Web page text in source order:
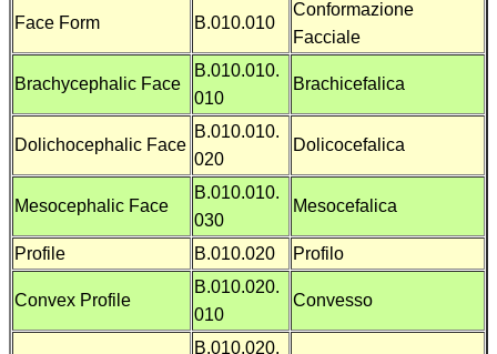
Face Form B.010.010
Conformazione
Facciale
Brachycephalic Face
B.010.010.
010
Brachicefalica
Dolichocephalic Face
B.010.010.
020
Dolicocefalica
Mesocephalic Face
B.010.010.
030
Mesocefalica
Profile B.010.020 Profilo
Convex Profile
B.010.020.
010
Convesso
B.010.020.